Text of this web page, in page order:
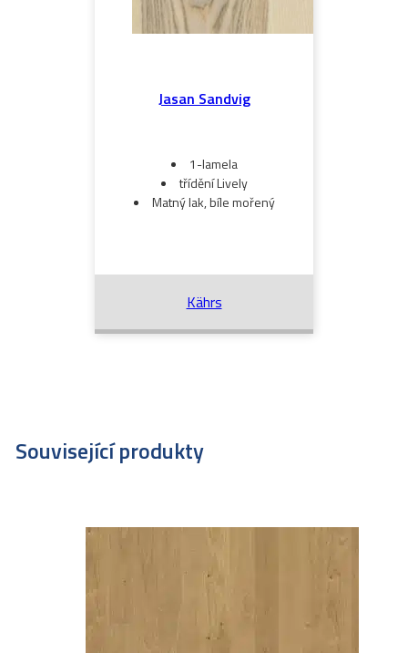
Jasan Sandvig
1-lamela
třídění Lively
Matný lak, bíle mořený
Kährs
Související produkty